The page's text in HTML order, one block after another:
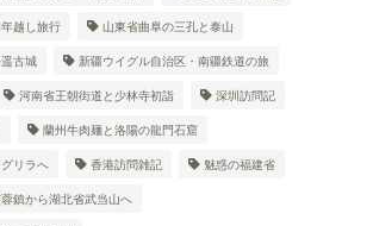
越し旅行 山東省曲阜の三孔と泰山
古城 新疆ウイグル自治区・南疆鉄道の旅
河南省王朝街道と少林寺初詣 深圳訪問記
蘭州牛肉麺と洛陽の龍門石窟
リラへ 香港訪問雑記 魅惑の福建省
鎮から湖北省武当山へ